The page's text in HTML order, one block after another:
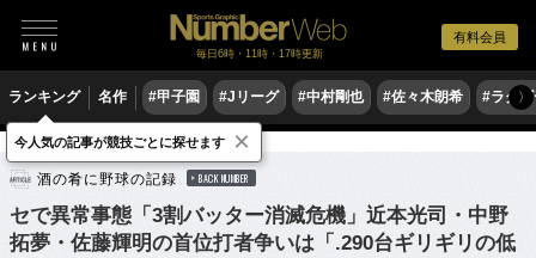
有料会員
毎日6時・11時・17時更新
ランキング 名作 #甲子園 #Jリーグ #中村剛也 #佐々木朗希 #ラグ〉
野球 プロ野球
酒の肴に野球の記録 BACK NUMBER
セで異常事態「3割バッター消滅危機」近本光司・中野
拓夢・佐藤輝明の首位打者争いは「.290台ギリギリの低
今人気の記事が競技ごとに探せます ×